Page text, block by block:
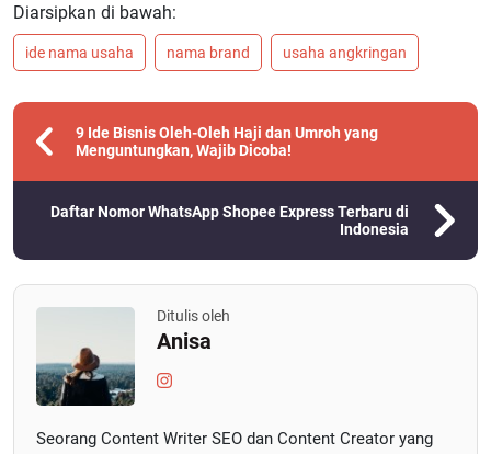
Diarsipkan di bawah:
ide nama usaha nama brand usaha angkringan
9 Ide Bisnis Oleh-Oleh Haji dan Umroh yang
Menguntungkan, Wajib Dicoba!
Daftar Nomor WhatsApp Shopee Express Terbaru di
Indonesia
Ditulis oleh
Anisa
Seorang Content Writer SEO dan Content Creator yang